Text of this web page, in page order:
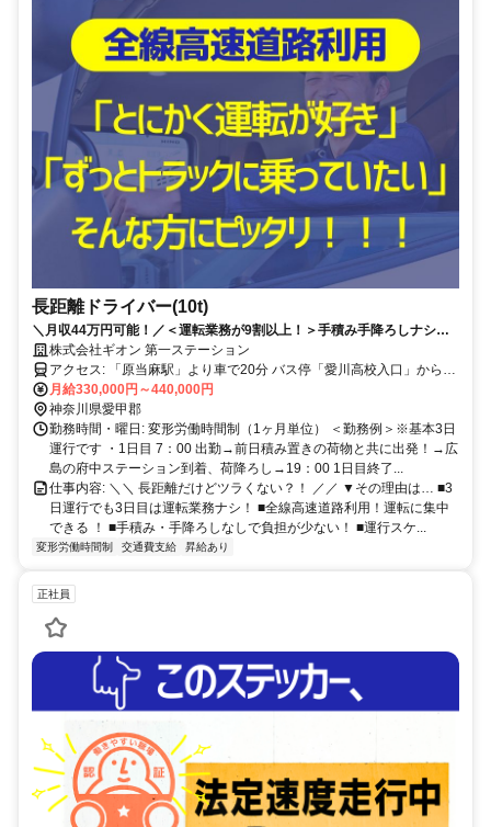
長距離ドライバー(10t)
＼月収44万円可能！／＜運転業務が9割以上！＞手積み手降ろしナシ◎1
人1台専用車◎｜長期休暇OK｜賞与年2回
株式会社ギオン 第一ステーション
アクセス: 「原当麻駅」より車で20分 バス停「愛川高校入口」から徒
歩2分
月給330,000円～440,000円
神奈川県愛甲郡
勤務時間・曜日: 変形労働時間制（1ヶ月単位） ＜勤務例＞※基本3日
運行です ・1日目 7：00 出勤→前日積み置きの荷物と共に出発！→広
島の府中ステーション到着、荷降ろし→19：00 1日目終了...
仕事内容: ＼＼ 長距離だけどツラくない？！ ／／ ▼その理由は… ■3
日運行でも3日目は運転業務ナシ！ ■全線高速道路利用！運転に集中
できる ！ ■手積み・手降ろしなしで負担が少ない！ ■運行スケ...
変形労働時間制 交通費支給 昇給あり
正社員